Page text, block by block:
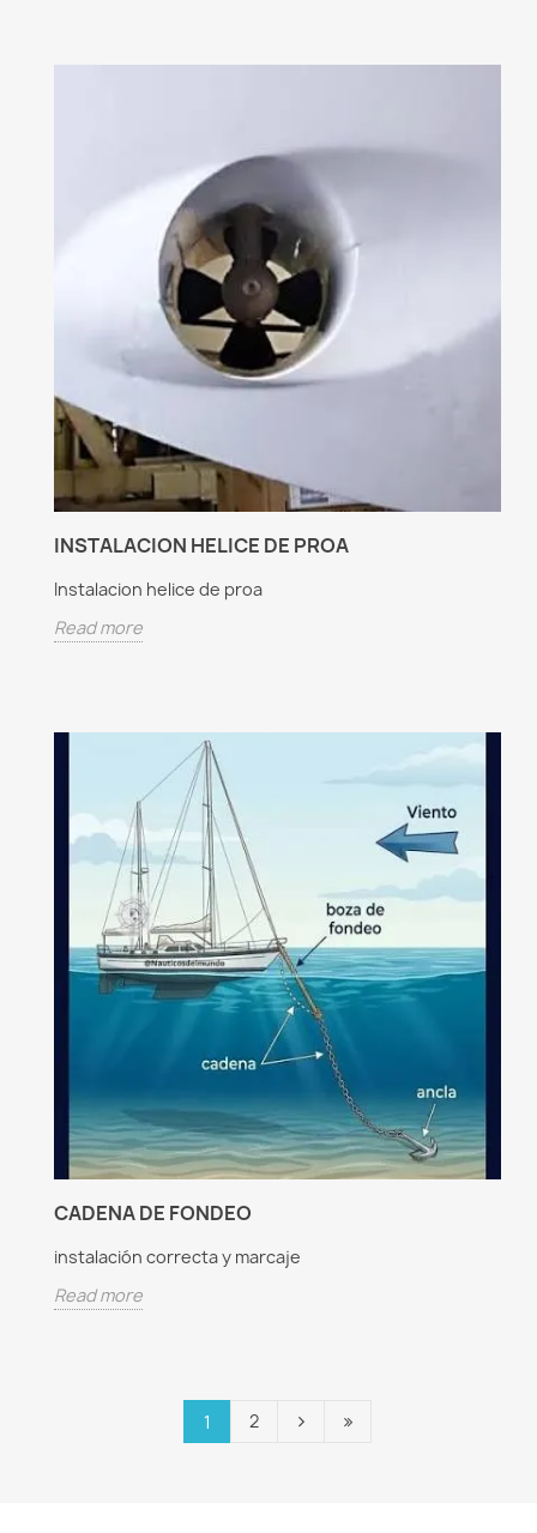
INSTALACION HELICE DE PROA
Instalacion helice de proa
Read more
CADENA DE FONDEO
instalación correcta y marcaje
Read more
1 2